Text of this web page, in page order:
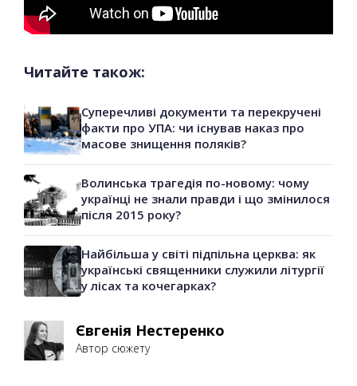
Читайте також:
Суперечливі документи та перекручені
факти про УПА: чи існував наказ про
масове знищення поляків?
Волинська трагедія по-новому: чому
українці не знали правди і що змінилося
після 2015 року?
Найбільша у світі підпільна церква: як
українські священники служили літургії
у лісах та кочегарках?
Євгенія Нестеренко
Автор сюжету